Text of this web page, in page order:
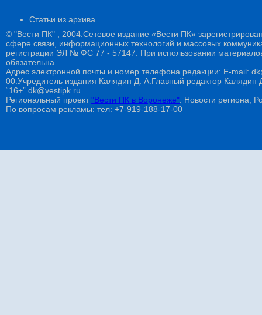
Статьи из архива
© "Вести ПК" , 2004.Сетевое издание «Вести ПК»
сфере связи, информационных технологий и массовых
регистрации ЭЛ № ФС 77 - 57147. При использовании
обязательна.
Адрес электронной почты и номер телефона редакции: E-mail:
00.Учредитель издания Калядин Д. А.Главный редактор
“16+” dk@vestipk.ru
Региональный проект"Вести ПК в Воронеже" . Новости региона,
По вопросам рекламы: тел: +7-919-188-17-00